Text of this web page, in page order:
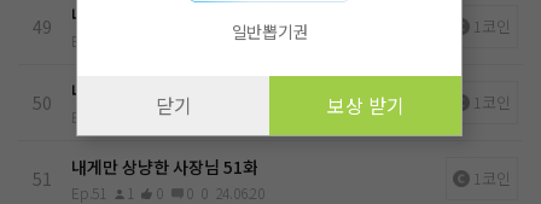
49 내게만 상냥한 사장님 49화
Ep.49 24.06.20
1코인
50 내게만 상냥한 사장님 50화
Ep.50 0 0
1코인
51 내게만 상냥한 사장님 51화
Ep.51 1 0 0 0 24.06.20
1코인
일반뽑기권
닫기 보상 받기